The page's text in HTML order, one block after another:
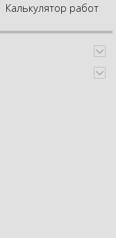
Калькулятор работ